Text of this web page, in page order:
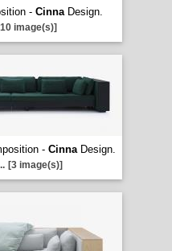
- CinnaDesign.
image(s)]
- CinnaDesign.
[3 image(s)]